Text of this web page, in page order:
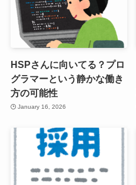
HSPさんに向いてる？プロ
グラマーという静かな働き
方の可能性
January 16, 2026